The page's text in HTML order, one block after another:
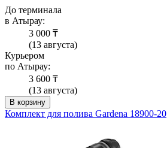
До терминала
в Атырау:
3 000 ₸
(13 августа)
Курьером
по Атырау:
3 600 ₸
(13 августа)
В корзину
Комплект для полива Gardena 18900-20